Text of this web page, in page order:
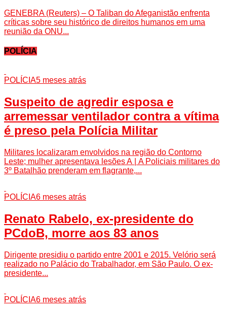
GENEBRA (Reuters) – O Taliban do Afeganistão enfrenta
críticas sobre seu histórico de direitos humanos em uma
reunião da ONU...
POLÍCIA
POLÍCIA5 meses atrás
Suspeito de agredir esposa e
arremessar ventilador contra a vítima
é preso pela Polícia Militar
Militares localizaram envolvidos na região do Contorno
Leste; mulher apresentava lesões A | A Policiais militares do
3º Batalhão prenderam em flagrante,...
POLÍCIA6 meses atrás
Renato Rabelo, ex-presidente do
PCdoB, morre aos 83 anos
Dirigente presidiu o partido entre 2001 e 2015. Velório será
realizado no Palácio do Trabalhador, em São Paulo. O ex-
presidente...
POLÍCIA6 meses atrás